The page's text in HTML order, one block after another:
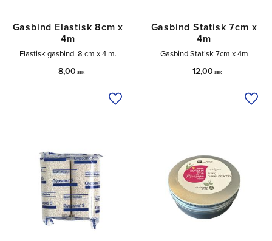
Gasbind Elastisk 8cm x
4m
Elastisk gasbind. 8 cm x 4 m.
8,00 SEK
Tilføj til ønskeliste
Gasbind Statisk 7cm x
4m
Gasbind Statisk 7cm x 4m
12,00 SEK